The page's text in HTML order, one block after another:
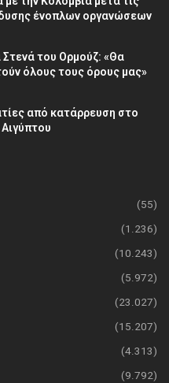
ένοπλων οργανώσεων
του Ορμούζ: «Θα
όλους τους όρους μας»
από κατάρρευση στο
(55)
(1.236)
(10.243)
(5.972)
(23.027)
(15.207)
(4.313)
(9.792)